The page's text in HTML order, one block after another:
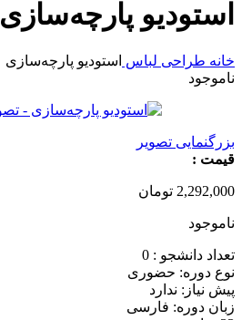
استودیو پارچه‌سازی
خانه طراحی لباس استودیو پارچه‌سازی
ناموجود
بزرگنمایی تصویر
قیمت :
2,292,000 تومان
ناموجود
تعداد دانشجو : 0
نوع دوره: حضوری
پیش نیاز: ندارد
زبان دوره: فارسی